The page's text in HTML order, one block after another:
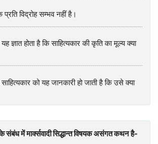
विद्रोह सम्भव नहीं है।
ज्ञात होता है कि साहित्यकार की कृति का मूल्य क्या
को यह जानकारी हो जाती है कि उसे क्या
के संबंध में मार्क्सवादी सिद्धान्त विषयक असंगत कथन है-